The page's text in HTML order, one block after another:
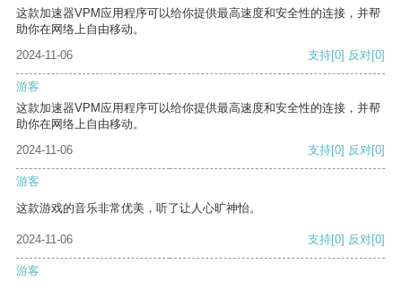
这款加速器VPM应用程序可以给你提供最高速度和安全性的连接，并帮
助你在网络上自由移动。
2024-11-06
支持[0] 反对[0]
游客
这款加速器VPM应用程序可以给你提供最高速度和安全性的连接，并帮
助你在网络上自由移动。
2024-11-06
支持[0] 反对[0]
游客
这款游戏的音乐非常优美，听了让人心旷神怡。
2024-11-06 支持[0] 反对[0]
游客